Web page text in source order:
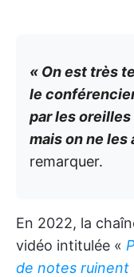
« On est très
le
par les
mais on ne les
remarquer.
En 2022, la
vidéo intitulée «
de notes ruinent